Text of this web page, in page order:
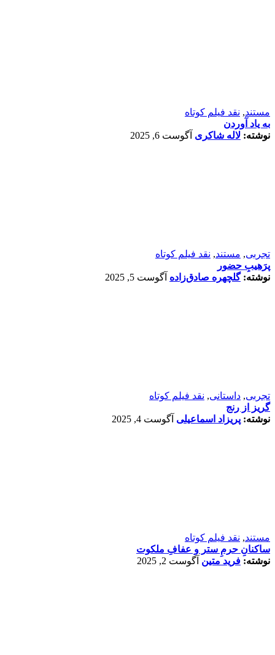
مستند, نقد فیلم کوتاه
به یاد آوردن
نوشته: لاله شاکری آگوست 6, 2025
تجربی, مستند, نقد فیلم کوتاه
پرَهیب‌ِ حضور
نوشته:گلچهره صادق‌زاده آگوست 5, 2025
تجربی, داستانی, نقد فیلم کوتاه
گریز از رنج
نوشته: پریزاد اسماعیلی آگوست 4, 2025
مستند, نقد فیلم کوتاه
ساکنانِ حرمِ ستر و عفافِ ملکوت
نوشته: فرید متین آگوست 2, 2025